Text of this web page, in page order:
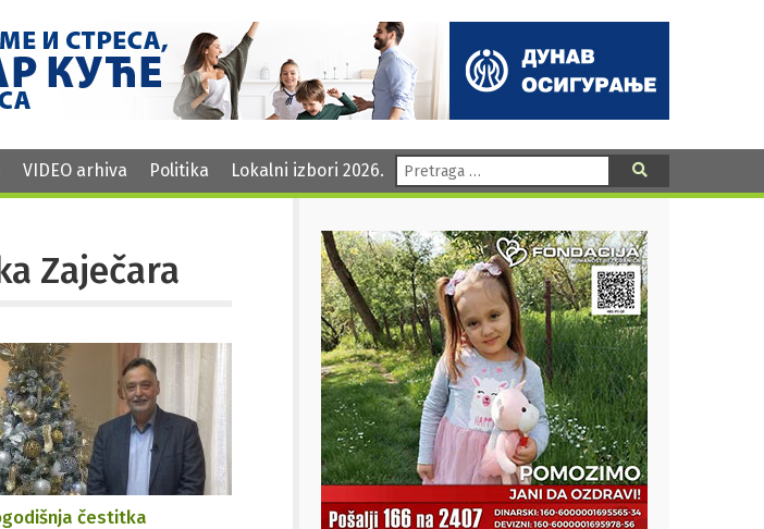
VIDEO arhiva Politika Lokalni izbori 2026. Pretraga:
Zaječara
čestitka